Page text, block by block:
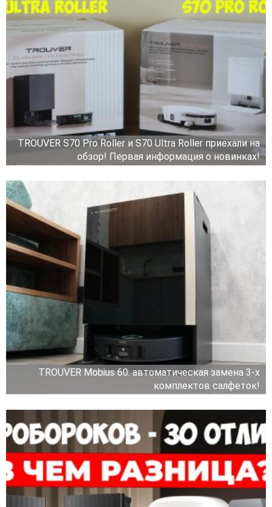
TROUVER S70 Pro Roller и S70 Ultra Roller приехали на
обзор! Первая информация о новинках!
TROUVER Mobius 60: автоматическая замена 3-х
комплектов салфеток!